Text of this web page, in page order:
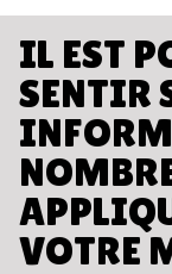
IL EST
SENTIR
VOTRE